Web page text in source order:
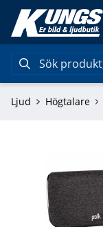
Ljud Högtalare